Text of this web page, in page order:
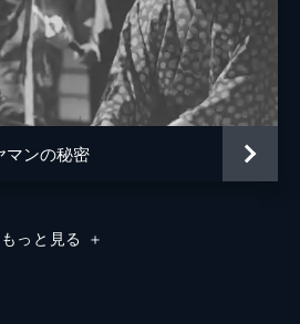
マンの秘密
もっと見る ＋